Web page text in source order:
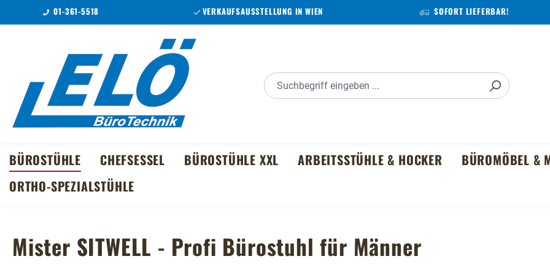
Hauptinhalt springen
Zur Suche springen
Zur Hauptnavigation springen
01-361-5518 VERKAUFSAUSSTELLUNG IN WIEN SOFORT LIEFERBAR!
BÜROSTÜHLE CHEFSESSEL BÜROSTÜHLE XXL ARBEITSSTÜHLE & HOCKER BÜROMÖBEL &
ORTHO-SPEZIALSTÜHLE
Mister SITWELL - Profi Bürostuhl für Männer